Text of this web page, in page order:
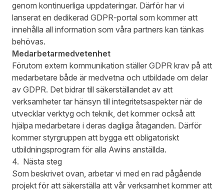
genom kontinuerliga uppdateringar. Därför har vi
lanserat en dedikerad GDPR-portal som kommer att
innehålla all information som våra partners kan tänkas
behövas.
Medarbetarmedvetenhet
Förutom extern kommunikation ställer GDPR krav på att
medarbetare både är medvetna och utbildade om delar
av GDPR. Det bidrar till säkerställandet av att
verksamheter tar hänsyn till integritetsaspekter när de
utvecklar verktyg och teknik, det kommer också att
hjälpa medarbetare i deras dagliga åtaganden. Därför
kommer styrgruppen att bygga ett obligatoriskt
utbildningsprogram för alla Awins anställda.
4. Nästa steg
Som beskrivet ovan, arbetar vi med en rad pågående
projekt för att säkerställa att vår verksamhet kommer att